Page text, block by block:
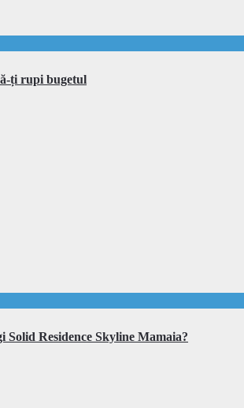
ți rupi bugetul
Solid Residence Skyline Mamaia?